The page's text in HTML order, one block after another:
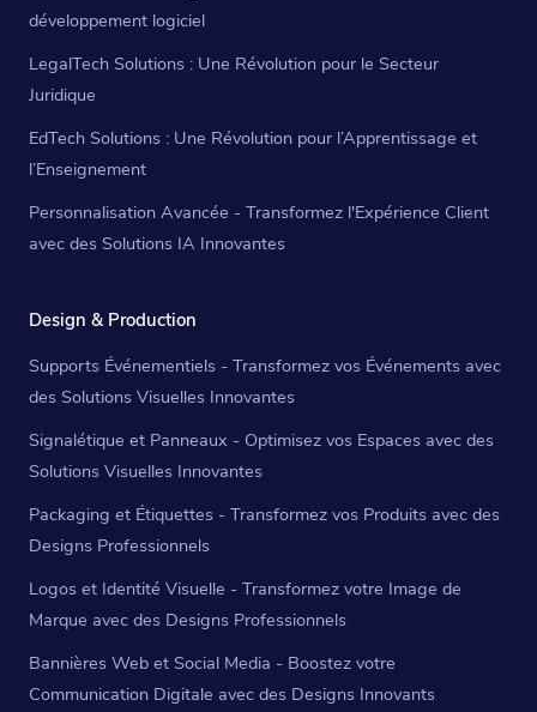
développement logiciel
LegalTech Solutions : Une Révolution pour le Secteur
Juridique
EdTech Solutions : Une Révolution pour l’Apprentissage et
l’Enseignement
Personnalisation Avancée - Transformez l'Expérience Client
avec des Solutions IA Innovantes
Design & Production
Supports Événementiels - Transformez vos Événements avec
des Solutions Visuelles Innovantes
Signalétique et Panneaux - Optimisez vos Espaces avec des
Solutions Visuelles Innovantes
Packaging et Étiquettes - Transformez vos Produits avec des
Designs Professionnels
Logos et Identité Visuelle - Transformez votre Image de
Marque avec des Designs Professionnels
Bannières Web et Social Media - Boostez votre
Communication Digitale avec des Designs Innovants